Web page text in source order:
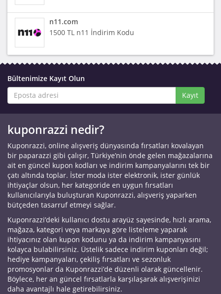
n11.com
1500 TL n11 İndirim Kodu
Bültenimize Kayıt Olun
Kayıt
kuponrazzi nedir?
Kuponrazzi, online alışveriş dünyasında fırsatları kovalayan
bir paparazzi gibi çalışır, Türkiye’nin önde gelen mağazalarına
ait en güncel kupon kodları ve indirim kampanyalarını tek bir
çatı altında toplar. İster moda ister elektronik, ister günlük
ihtiyaçlar olsun, her kategoride en uygun fırsatları
kullanıcılarıyla buluşturan Kuponrazzi, alışveriş yaparken
bütçeden tasarruf etmeyi sağlar.
Kuponrazzi’deki kullanıcı dostu arayüz sayesinde, hızlı arama,
mağaza, kategori veya markaya göre listeleme yaparak
ihtiyacınız olan kupon kodunu ya da indirim kampanyasını
kolayca bulabilirsiniz. Üstelik sadece indirim kuponları değil;
hediye kampanyaları, çekiliş fırsatları ve sezonluk
promosyonlar da Kuponrazzi’de düzenli olarak güncellenir.
Böylece, her an güncel fırsatlarla karşılaşarak alışverişinizi
daha avantajlı hale getirebilirsiniz.